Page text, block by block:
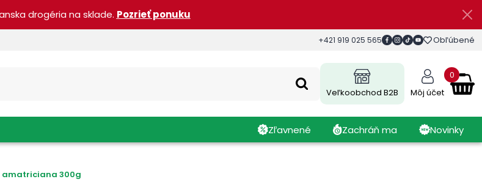
drogéria na sklade. Pozrieť ponuku
+421 919 025 565 Obľúbené
Veľkoobchod B2B Môj účet
0
Zľavnené Zachráň ma Novinky
300g